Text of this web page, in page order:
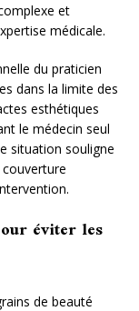
et
médicale.
du praticien
dans la limite des
esthétiques
le médecin seul
situation souligne
éviter les
de beauté